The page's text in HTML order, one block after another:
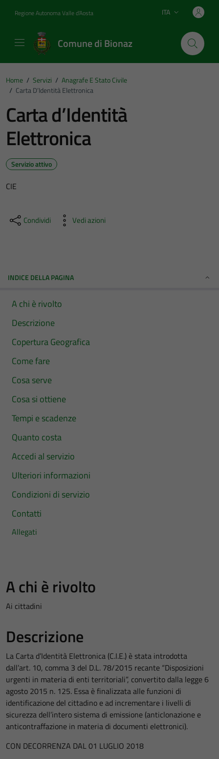
Regione Autonoma Valle d'Aosta Lingua attiva:
ITA
Comune di Bionaz
Home / Servizi / Anagrafe E Stato Civile
/ Carta D’Identità Elettronica
Carta d’Identità
Elettronica
Servizio attivo
CIE
Condividi Vedi azioni
INDICE DELLA PAGINA
A chi è rivolto
Descrizione
Copertura Geografica
Come fare
Cosa serve
Cosa si ottiene
Tempi e scadenze
Quanto costa
Accedi al servizio
Ulteriori informazioni
Condizioni di servizio
Contatti
Allegati
A chi è rivolto
Ai cittadini
Descrizione
La Carta d’Identità Elettronica (C.I.E.) è stata introdotta
dall’art. 10, comma 3 del D.L. 78/2015 recante “Disposizioni
urgenti in materia di enti territoriali”, convertito dalla legge 6
agosto 2015 n. 125. Essa è finalizzata alle funzioni di
identificazione del cittadino e ad incrementare i livelli di
sicurezza dell’intero sistema di emissione (anticlonazione e
anticontraffazione in materia di documenti elettronici).
CON DECORRENZA DAL 01 LUGLIO 2018